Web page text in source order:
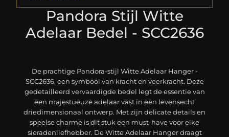
Pandora Stijl Witte
Adelaar Bedel - SCC2636
De prachtige Pandora-stijl Witte Adelaar Hanger -
SCC2636, een symbool van kracht en veerkracht. Deze
gedetailleerd vervaardigde bedel legt de essentie van
een majestueuze adelaar vast in een levensecht
driedimensionaal ontwerp. Met zijn delicate details en
speelse charme is dit stuk een must-have voor elke
sieradenliefhebber. De Witte Adelaar Hanger draagt